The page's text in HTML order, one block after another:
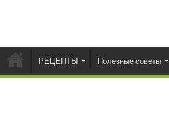
РЕЦЕПТЫ Полезные советы